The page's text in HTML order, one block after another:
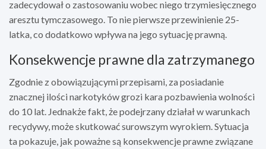
zadecydował o zastosowaniu wobec niego trzymiesięcznego
aresztu tymczasowego. To nie pierwsze przewinienie 25-
latka, co dodatkowo wpływa na jego sytuację prawną.
Konsekwencje prawne dla zatrzymanego
Zgodnie z obowiązującymi przepisami, za posiadanie
znacznej ilości narkotyków grozi kara pozbawienia wolności
do 10 lat. Jednakże fakt, że podejrzany działał w warunkach
recydywy, może skutkować surowszym wyrokiem. Sytuacja
ta pokazuje, jak poważne są konsekwencje prawne związane